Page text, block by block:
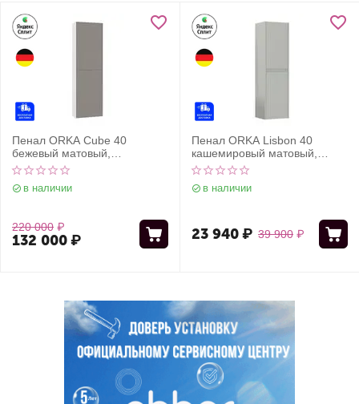
Пенал ORKA Cube 40
бежевый матовый,
универсальный
в наличии
220 000 ₽
132 000₽
Пенал ORKA Lisbon 40
кашемировый матовый,
универсальный
в наличии
39 900 ₽
23 940₽